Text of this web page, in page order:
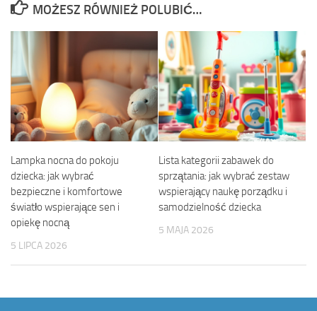
MOŻESZ RÓWNIEŻ POLUBIĆ…
Lampka nocna do pokoju
dziecka: jak wybrać
bezpieczne i komfortowe
światło wspierające sen i
opiekę nocną
5 LIPCA 2026
Lista kategorii zabawek do
sprzątania: jak wybrać zestaw
wspierający naukę porządku i
samodzielność dziecka
5 MAJA 2026